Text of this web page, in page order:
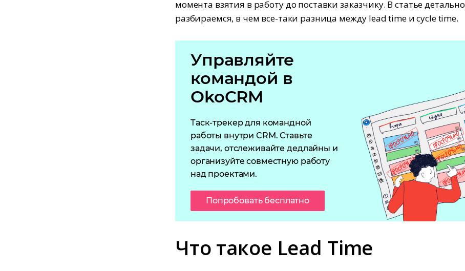
момента взятия в работу до поставки заказчику. В статье детально
разбираемся, в чем все-таки разница между lead time и cycle time.
Управляйте
командой в
OkoCRM
Таск-трекер для командной
работы внутри CRM. Ставьте
задачи, отслеживайте дедлайны и
организуйте совместную работу
над проектами.
Попробовать бесплатно
Что такое Lead Time